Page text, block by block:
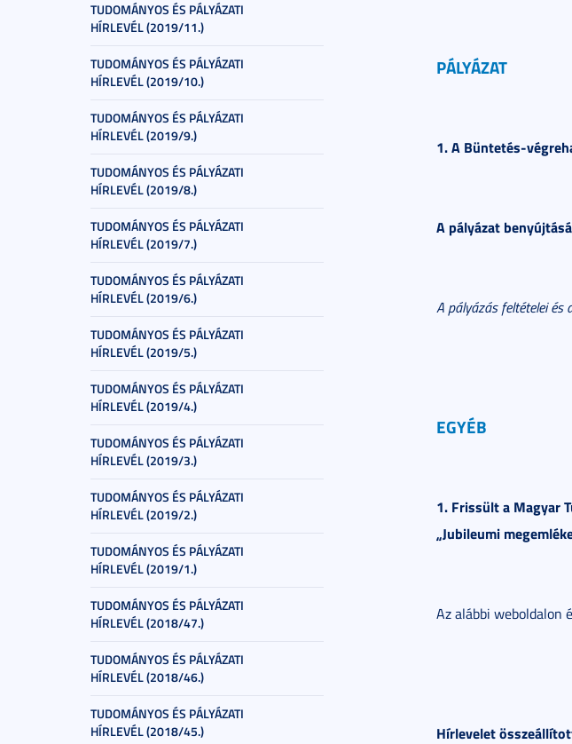
TUDOMÁNYOS ÉS PÁLYÁZATI
HÍRLEVÉL (2019/11.)
TUDOMÁNYOS ÉS PÁLYÁZATI
HÍRLEVÉL (2019/10.)
TUDOMÁNYOS ÉS PÁLYÁZATI
HÍRLEVÉL (2019/9.)
TUDOMÁNYOS ÉS PÁLYÁZATI
HÍRLEVÉL (2019/8.)
TUDOMÁNYOS ÉS PÁLYÁZATI
HÍRLEVÉL (2019/7.)
TUDOMÁNYOS ÉS PÁLYÁZATI
HÍRLEVÉL (2019/6.)
TUDOMÁNYOS ÉS PÁLYÁZATI
HÍRLEVÉL (2019/5.)
TUDOMÁNYOS ÉS PÁLYÁZATI
HÍRLEVÉL (2019/4.)
TUDOMÁNYOS ÉS PÁLYÁZATI
HÍRLEVÉL (2019/3.)
TUDOMÁNYOS ÉS PÁLYÁZATI
HÍRLEVÉL (2019/2.)
TUDOMÁNYOS ÉS PÁLYÁZATI
HÍRLEVÉL (2019/1.)
TUDOMÁNYOS ÉS PÁLYÁZATI
HÍRLEVÉL (2018/47.)
TUDOMÁNYOS ÉS PÁLYÁZATI
HÍRLEVÉL (2018/46.)
TUDOMÁNYOS ÉS PÁLYÁZATI
HÍRLEVÉL (2018/45.)
PÁLYÁZAT
1. A Büntetés-
A pályázat
A pályázás feltételei és
EGYÉB
1. Frissült a Magyar
„Jubileumi
Az alábbi weboldalon
Hírlevelet